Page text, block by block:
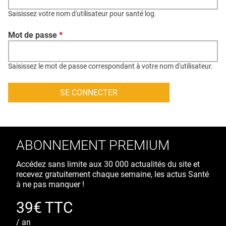
CONTACT
CRÉDITS
Saisissez votre nom d'utilisateur pour santé log.
Mot de passe *
Saisissez le mot de passe correspondant à votre nom d'utilisateur.
ABONNEMENT PREMIUM
Accédez sans limite aux 30 000 actualités du site et
recevez gratuitement chaque semaine, les actus Santé
à ne pas manquer !
39€ TTC
/ an